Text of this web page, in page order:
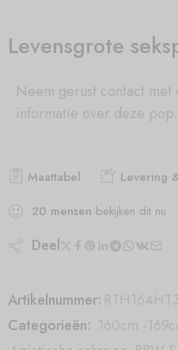
Levensgrote
Neem gerust contact
informatie over deze pop.
Maattabel Levering
20 mensen bekijken dit nu
Deel
Artikelnummer:
Categorieën: 160cm -